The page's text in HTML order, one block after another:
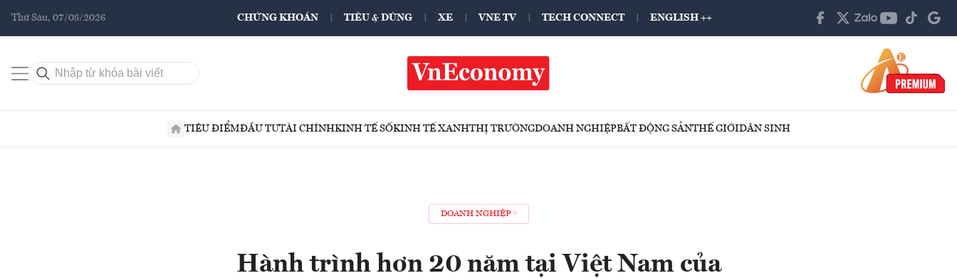
Thứ Sáu, 07/08/2026 CHỨNG KHOÁN TIÊU & DÙNG XE VNE TV TECH CONNECT ENGLISH ++
TIÊU ĐIỂMĐẦU TƯTÀI CHÍNHKINH TẾ SỐKINH TẾ XANHTHỊ TRƯỜNGDOANH NGHIỆPBẤT ĐỘNG SẢNTHẾ GIỚIDÂN SINH
DOANH NGHIỆP
Hành trình hơn 20 năm tại Việt Nam của